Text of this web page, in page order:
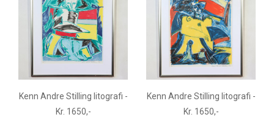
Kenn Andre Stilling litografi -
Kr. 1650,-
Kenn Andre Stilling litografi -
Kr. 1650,-